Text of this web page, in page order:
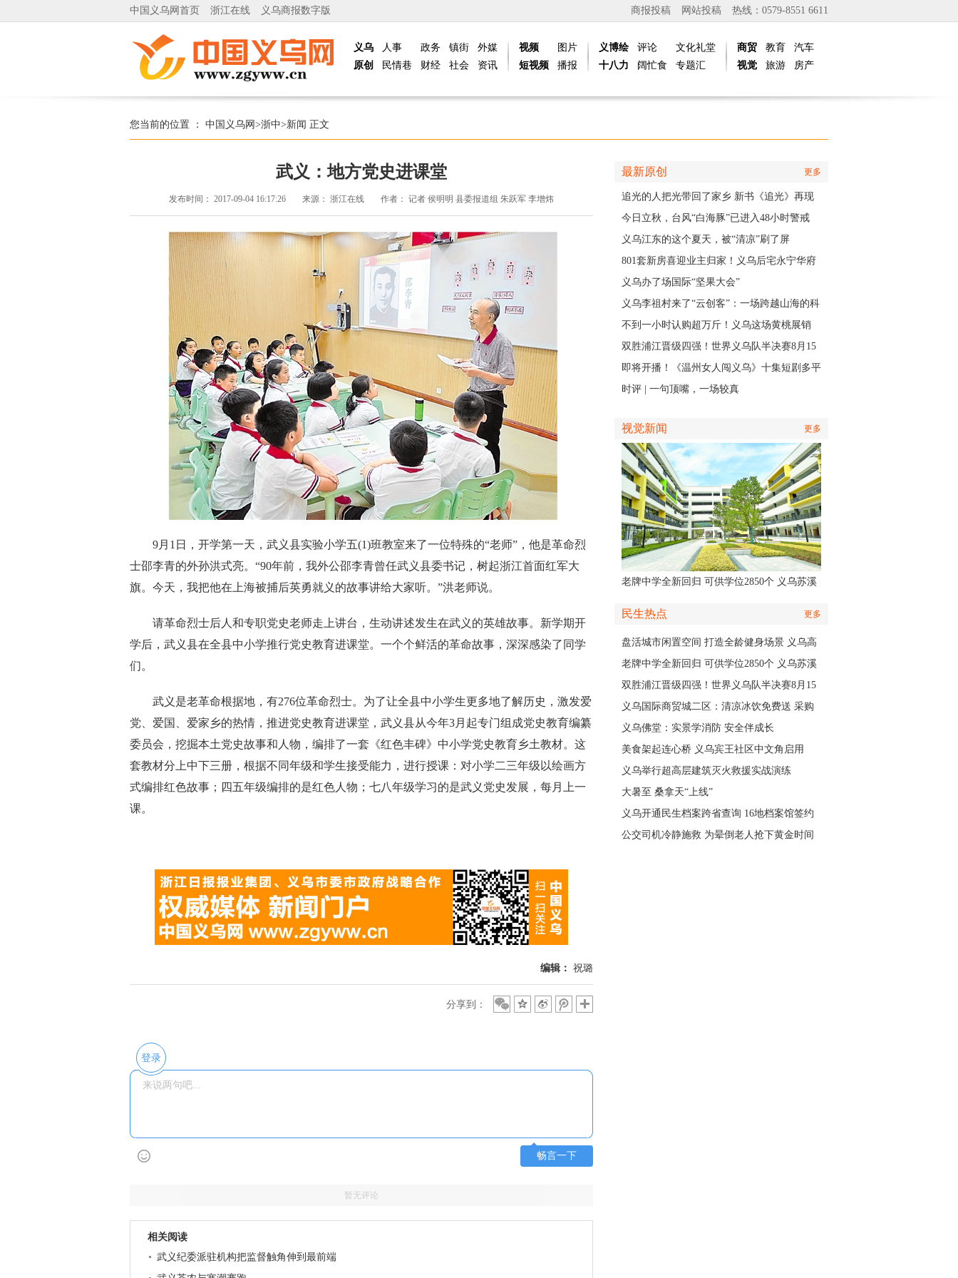
中国义乌网首页 浙江在线 义乌商报数字版 热线：0579-8551 6611
网站投稿
商报投稿
义乌
原创
人事
民情巷
政务
财经
镇街
社会
外媒
资讯
视频
短视频
图片
播报
义博绘
十八力
评论
阔忙食
文化礼堂
专题汇
商贸
视觉
教育
旅游
汽车
房产
您当前的位置 ： 中国义乌网 >浙中>新闻 正文
武义：地方党史进课堂
发布时间： 2017-09-04 16:17:26 来源： 浙江在线 作者： 记者 侯明明 县委报道组 朱跃军 李增炜
9月1日，开学第一天，武义县实验小学五(1)班教室来了一位特殊的“老师”，他是革命烈
士邵李青的外孙洪式亮。“90年前，我外公邵李青曾任武义县委书记，树起浙江首面红军大
旗。今天，我把他在上海被捕后英勇就义的故事讲给大家听。”洪老师说。
请革命烈士后人和专职党史老师走上讲台，生动讲述发生在武义的英雄故事。新学期开
学后，武义县在全县中小学推行党史教育进课堂。一个个鲜活的革命故事，深深感染了同学
们。
武义是老革命根据地，有276位革命烈士。为了让全县中小学生更多地了解历史，激发爱
党、爱国、爱家乡的热情，推进党史教育进课堂，武义县从今年3月起专门组成党史教育编纂
委员会，挖掘本土党史故事和人物，编排了一套《红色丰碑》中小学党史教育乡土教材。这
套教材分上中下三册，根据不同年级和学生接受能力，进行授课：对小学二三年级以绘画方
式编排红色故事；四五年级编排的是红色人物；七八年级学习的是武义党史发展，每月上一
课。
编辑： 祝璐
分享到：
登录
畅言一下
暂无评论
相关阅读
武义纪委派驻机构把监督触角伸到最前端
最新原创 更多
追光的人把光带回了家乡 新书《追光》再现
义商与一座城的双向奔赴
今日立秋，台风“白海豚”已进入48小时警戒
线，义乌风雨时间、雨量公布
义乌江东的这个夏天，被“清凉”刷了屏
801套新房喜迎业主归家！义乌后宅永宁华府
高层公寓正式启动交付
义乌办了场国际“坚果大会”
义乌李祖村来了“云创客”：一场跨越山海的科
创接力
不到一小时认购超万斤！义乌这场黄桃展销
会“火力全开”
双胜浦江晋级四强！世界义乌队半决赛8月15
日主场开打
即将开播！《温州女人闯义乌》十集短剧多平
台同步上线
时评 | 一句顶嘴，一场较真
视觉新闻 更多
老牌中学全新回归 可供学位2850个 义乌苏溪
民生热点 更多
盘活城市闲置空间 打造全龄健身场景 义乌高
质量落地省级文体民生实事
老牌中学全新回归 可供学位2850个 义乌苏溪
中学9月投用
双胜浦江晋级四强！世界义乌队半决赛8月15
日主场开打
义乌国际商贸城二区：清凉冰饮免费送 采购
商可就近领取
义乌佛堂：实景学消防 安全伴成长
美食架起连心桥 义乌宾王社区中文角启用
义乌举行超高层建筑灭火救援实战演练
大暑至 桑拿天“上线”
义乌开通民生档案跨省查询 16地档案馆签约
合作
公交司机冷静施救 为晕倒老人抢下黄金时间